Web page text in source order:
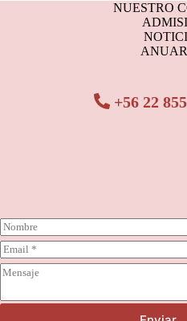
NUESTRO
+56 22
N
o
m
b
r
*
C
o
r
e
C